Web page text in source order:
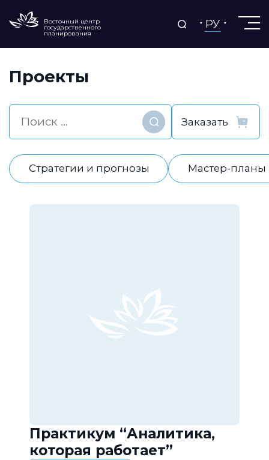
Восточный центр
государственного
планирования
РУ
Проекты
Найти
Стратегии и прогнозы Мастер-планы
Практикум “Аналитика,
которая работает”